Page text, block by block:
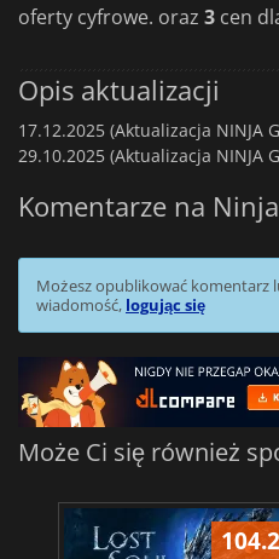
oferty cyfrowe. oraz 3 cen
Opis aktualizacji
17.12.2025 (Aktualizacja NINJA
29.10.2025 (Aktualizacja NINJA
Komentarze na
Możesz opublikować komentarz
wiadomość, logując się
Może Ci się również